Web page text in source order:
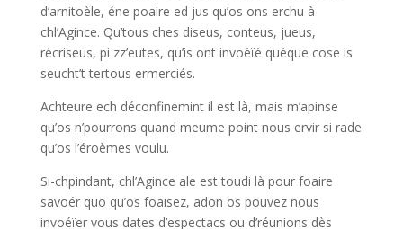
d’arnitoèle, éne poaire ed jus qu’os ons erchu à
chl’Agince. Qu’tous ches diseus, conteus, jueus,
récriseus, pi zz’eutes, qu’is ont invoéïé quéque cose is
seucht’t tertous ermerciés.
Achteure ech déconfinemint il est là, mais m’apinse
qu’os n’pourrons quand meume point nous ervir si rade
qu’os l’éroèmes voulu.
Si-chpindant, chl’Agince ale est toudi là pour foaire
savoér quo qu’os foaisez, adon os pouvez nous
invoéïer vous dates d’espectacs ou d’réunions dès